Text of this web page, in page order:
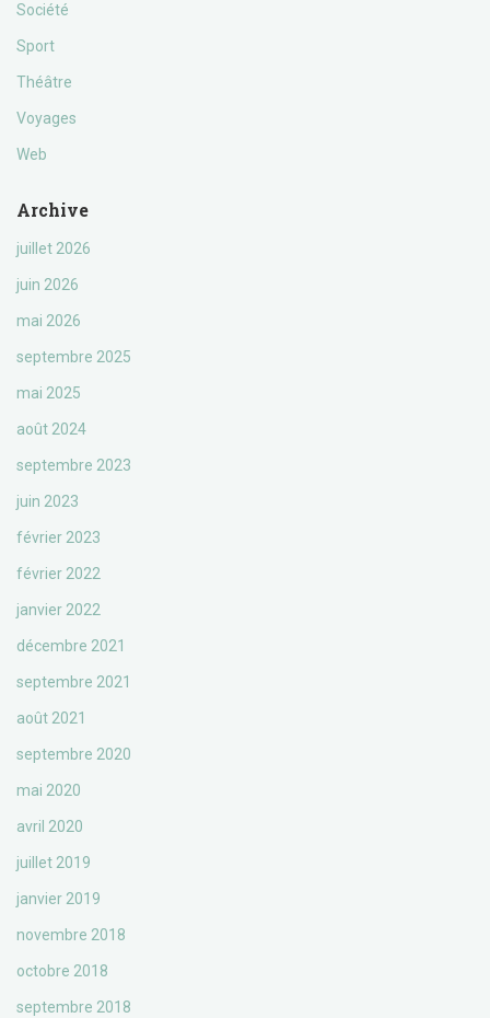
Société
Sport
Théâtre
Voyages
Web
Archive
juillet 2026
juin 2026
mai 2026
septembre 2025
mai 2025
août 2024
septembre 2023
juin 2023
février 2023
février 2022
janvier 2022
décembre 2021
septembre 2021
août 2021
septembre 2020
mai 2020
avril 2020
juillet 2019
janvier 2019
novembre 2018
octobre 2018
septembre 2018